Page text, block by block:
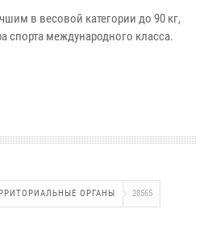
в весовой категории до 90 кг,
спорта международного класса.
ОРГАНЫ 28565